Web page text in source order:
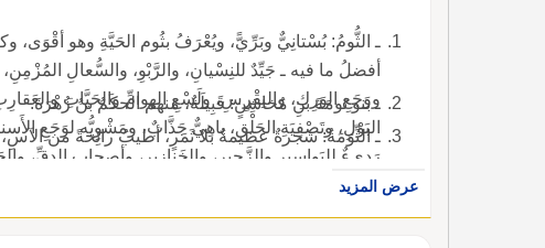
ـ الثُّومُ: بُسْتانِيٌّ وبَرِّيًّ، ويُعْرَفُ بثُوم الحَيَّةِ وهو أقْوَى،
أفضلُ ما فيه ـ جَيِّدٌ للنِسْيانِ، والرَّبْوِ، والسُّعالِ
ووَجَعِ الوَرِكِ، والنِقْرِسِ، ولَسْعِ الهوامِّ والحَيَّاتِ
البَوْلِ، وتَصْفِيَةِ الحَلْقِ، باهِيٌّ جَذَّابٌ، ومَشْوِيُّه لوَجَعِ
رَدِيءٌ للبَواسِيرِ والزَّحيرِ، والخَنازيرِ، وأصحابِ الدِقِّ،
ومِلْحٍ، وتَطْجينُه بدُهْنِ لَوْزٍ، وإِتْباعُه بمَصِّ رُمَّانَةٍ مُزَّةٍ،
ـ بنو ثومَةَ بنِ مُخاشِنٍ: قَبِيلَةٌ، منهم الحكَمُ بنُ زُهْرَةَ.
ـ الثِّوَمَةُ: شجرةٌ عظيمةٌ بلا ثَمَرٍ، أطيبُ رائِحةً من الآسِ،
عرض المزيد